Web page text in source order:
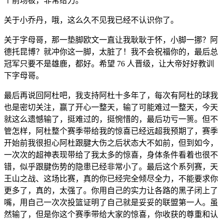
关于小乔丹，哦，这么久不见我已经不认识你了。
关于字母哥，那一垫脚欧文一直让我耿耿于怀，小脚一挪？阿
德托昆博？就冲你这一脚，太脏了！我不会祝福你的，最后总
冠军只要不是雄鹿，都好。希望 76 人晋级，让大帝好好教训
下字母哥。
最后再说回阿杜吧，我支持阿杜十多年了，每次有阿杜的球我
也是密切关注，赢了开心一整天，输了可能难过一整天，今天
就这么遗憾输了，挺难过的，挺惋惜的，最后功亏一篑。但不
管怎样，阿杜整个赛季带给我的惊喜已经远超我预期了，赛季
开始前我很担心阿杜跟腱大伤之后状态大不如前，但到如今，
一次次的超神表现带给了我太多的惊喜，身体条件看着也很不
错，似乎跟腱伤势的隐患已经非常小了。最后这个系列赛，天
王山之战、这场比赛，真的你已经完全倾尽全力，不能要求你
更多了，真的，太强了。你用自己的实力让各路的黑子闭上了
嘴，用自己一次次投篮证明了自己就是妥妥的联盟第一人。虽
然输了，但是你这个赛季带给大家的惊喜，你收获的尊重和认